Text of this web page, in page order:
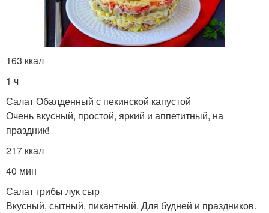
Капуста с мясом Капуста с колбасой
Обычная капуста Грибы с овощами
163 ккал
1 ч
Салат Обалденный с пекинской капустой
Очень вкусный, простой, яркий и аппетитный, на
праздник!
217 ккал
40 мин
Салат грибы лук сыр
Вкусный, сытный, пикантный. Для будней и праздников.